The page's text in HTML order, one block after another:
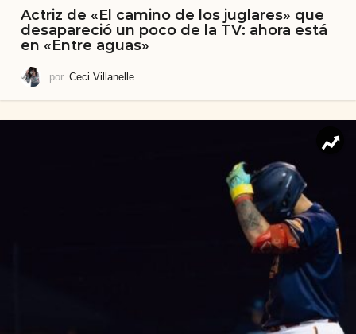
Actriz de «El camino de los juglares» que
desapareció un poco de la TV: ahora está
en «Entre aguas»
por Ceci Villanelle